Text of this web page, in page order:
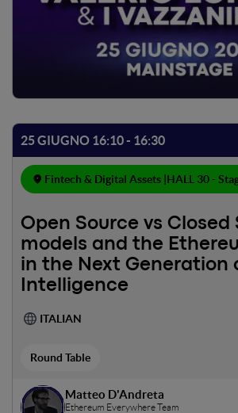
25 GIUGNO 16:10 - 16:30
Fintech & Digital Assets | HALL 30 -
Open Source vs Closed
models and the
in the Next Generation
Intelligence
ITALIAN
Round Table
Matteo D'Andreta
Ethereum Everywhere Team